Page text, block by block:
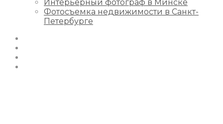
Интерьерный фотограф в Минске
Фотосъемка недвижимости в Санкт-
Петербурге